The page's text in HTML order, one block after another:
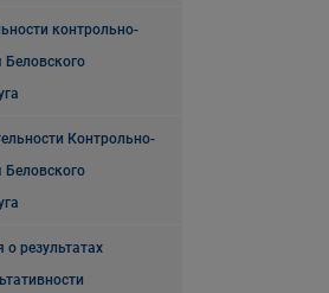
контрольно-
Беловского
Контрольно-
Беловского
результатах